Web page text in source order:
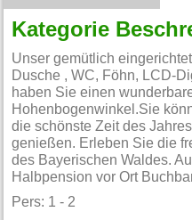
Kategorie
Unser gemütlich
Dusche , WC, Föhn, LCD-
haben Sie einen
Hohenbogenwinkel.Sie
die schönste Zeit des
genießen. Erleben Sie die
des Bayerischen Waldes.
Halbpension vor Ort
Pers: 1 - 2